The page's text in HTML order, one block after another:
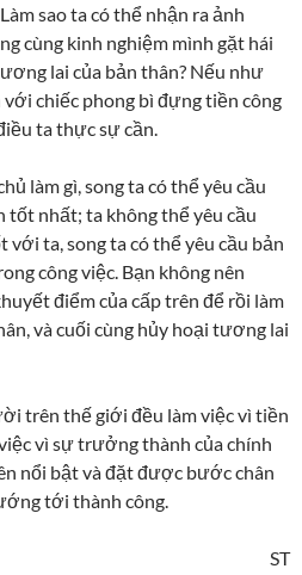
sao ta có thể nhận ra ảnh
cùng kinh nghiệm mình gặt hái
lai của bản thân? Nếu như
chiếc phong bì đựng tiền công
ta thực sự cần.
làm gì, song ta có thể yêu cầu
tốt nhất; ta không thể yêu cầu
với ta, song ta có thể yêu cầu bản
công việc. Bạn không nên
điểm của cấp trên để rồi làm
và cuối cùng hủy hoại tương lai
trên thế giới đều làm việc vì tiền
vì sự trưởng thành của chính
nổi bật và đặt được bước chân
tới thành công.
ST